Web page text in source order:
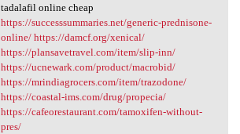
tadalafil online cheap
https://successsummaries.net/generic-prednisone-
online/ https://damcf.org/xenical/
https://plansavetravel.com/item/slip-inn/
https://ucnewark.com/product/macrobid/
https://mrindiagrocers.com/item/trazodone/
https://coastal-ims.com/drug/propecia/
https://cafeorestaurant.com/tamoxifen-without-
pres/